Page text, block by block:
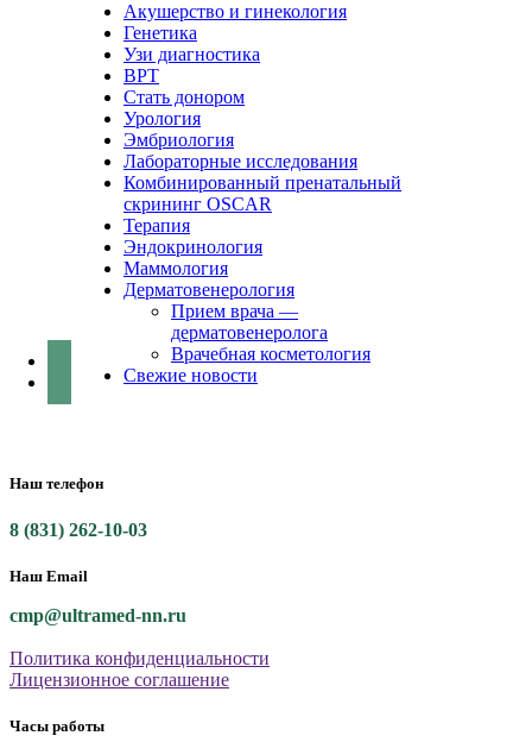
Акушерство и гинекология
Генетика
Узи диагностика
ВРТ
Стать донором
Урология
Эмбриология
Лабораторные исследования
Комбинированный пренатальный
скрининг OSCAR
Терапия
Эндокринология
Маммология
Дерматовенерология
Прием врача —
дерматовенеролога
Врачебная косметология
Свежие новости
Наш телефон
8 (831) 262-10-03
Наш Email
cmp@ultramed-nn.ru
Политика конфиденциальности
Лицензионное соглашение
Часы работы